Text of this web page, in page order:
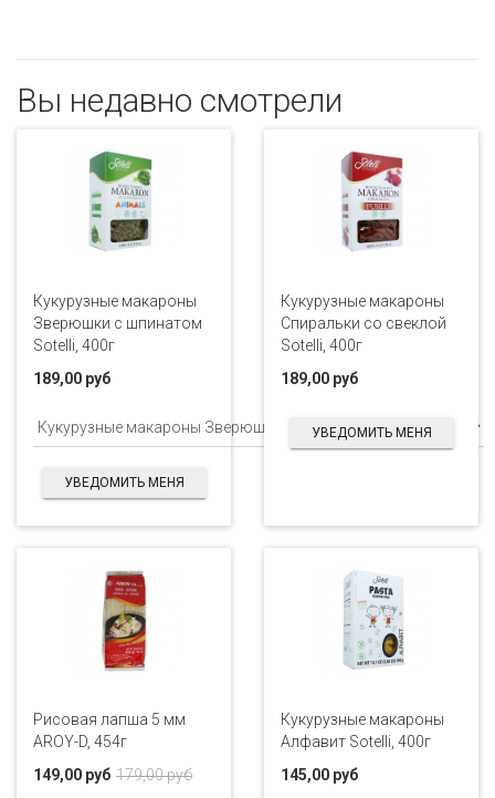
Вы недавно смотрели
Кукурузные макароны
Зверюшки с шпинатом
Sotelli, 400г
189,00 руб
УВЕДОМИТЬ МЕНЯ
Кукурузные макароны
Спиральки со свеклой
Sotelli, 400г
189,00 руб
УВЕДОМИТЬ МЕНЯ
Рисовая лапша 5 мм
AROY-D, 454г
179,00 руб
149,00 руб
Кукурузные макароны
Алфавит Sotelli, 400г
145,00 руб